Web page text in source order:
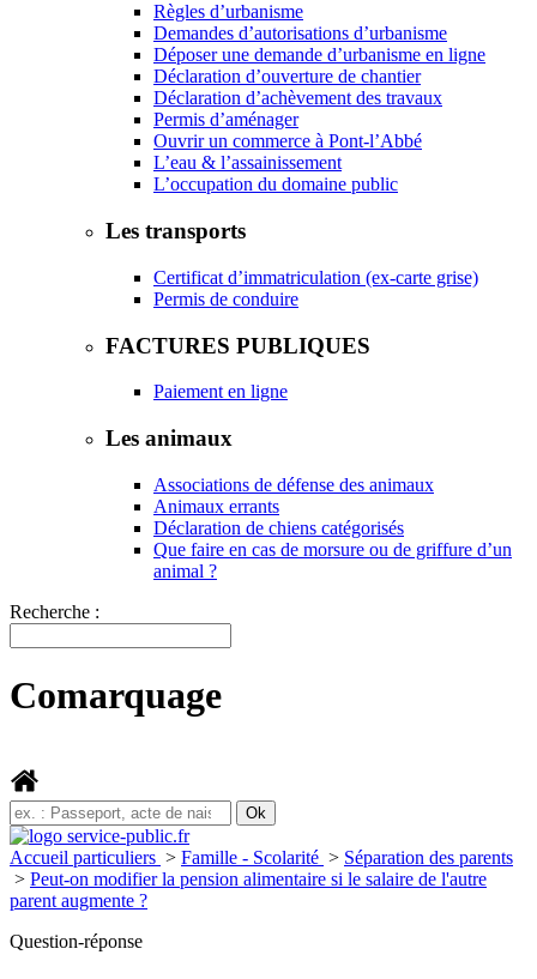
Règles d’urbanisme
Demandes d’autorisations d’urbanisme
Déposer une demande d’urbanisme en ligne
Déclaration d’ouverture de chantier
Déclaration d’achèvement des travaux
Permis d’aménager
Ouvrir un commerce à Pont-l’Abbé
L’eau & l’assainissement
L’occupation du domaine public
Les transports
Certificat d’immatriculation (ex-carte grise)
Permis de conduire
FACTURES PUBLIQUES
Paiement en ligne
Les animaux
Associations de défense des animaux
Animaux errants
Déclaration de chiens catégorisés
Que faire en cas de morsure ou de griffure d’un
animal ?
Recherche :
Comarquage
Accueil particuliers > Famille - Scolarité > Séparation des parents
> Peut-on modifier la pension alimentaire si le salaire de l'autre
parent augmente ?
Question-réponse